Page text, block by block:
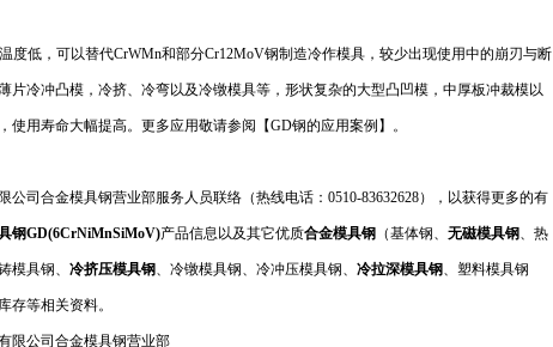
度低，可以替代CrWMn和部分Cr12MoV钢制造冷作模具，较少出现使用中的崩刃与断
片冷冲凸模，冷挤、冷弯以及冷镦模具等，形状复杂的大型凸凹模，中厚板冲裁模以
使用寿命大幅提高。更多应用敬请参阅【GD钢的应用案例】。
公司合金模具钢营业部服务人员联络（热线电话：0510-83632628），以获得更多的有
钢GD(6CrNiMnSiMoV)产品信息以及其它优质合金模具钢 （基体钢、 无磁模具钢、热
模具钢、 冷挤压模具钢、冷镦模具钢、冷冲压模具钢、 冷拉深模具钢、塑料模具钢
存等相关资料。
限公司合金模具钢营业部